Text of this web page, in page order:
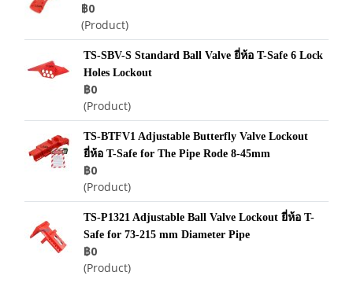
฿0
(Product)
TS-SBV-S Standard Ball Valve ยี่ห้อ T-Safe 6 Lock
Holes Lockout
฿0
(Product)
TS-BTFV1 Adjustable Butterfly Valve Lockout
ยี่ห้อ T-Safe for The Pipe Rode 8-45mm
฿0
(Product)
TS-P1321 Adjustable Ball Valve Lockout ยี่ห้อ T-
Safe for 73-215 mm Diameter Pipe
฿0
(Product)